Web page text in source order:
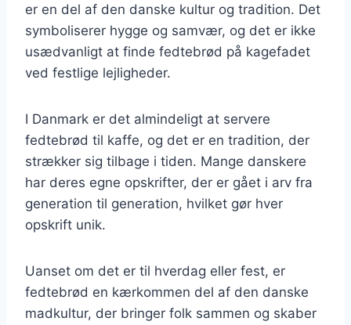
er en del af den danske kultur og tradition. Det
symboliserer hygge og samvær, og det er ikke
usædvanligt at finde fedtebrød på kagefadet
ved festlige lejligheder.
I Danmark er det almindeligt at servere
fedtebrød til kaffe, og det er en tradition, der
strækker sig tilbage i tiden. Mange danskere
har deres egne opskrifter, der er gået i arv fra
generation til generation, hvilket gør hver
opskrift unik.
Uanset om det er til hverdag eller fest, er
fedtebrød en kærkommen del af den danske
madkultur, der bringer folk sammen og skaber